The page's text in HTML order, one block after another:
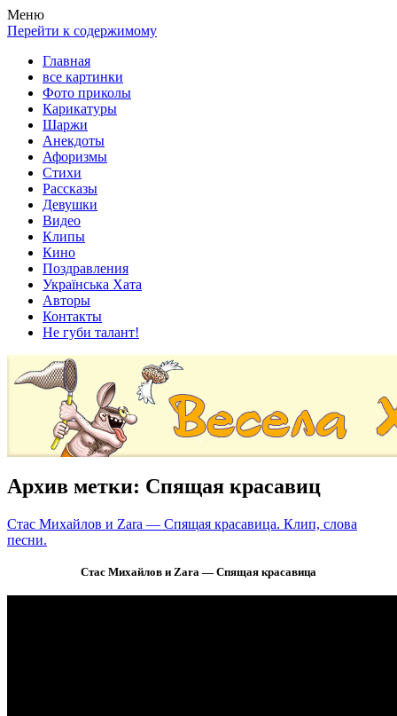
Весела хата — прикольные картинки, смешные истории,
клипы!
Покажем всем ваши фото приколы, карикатуры, шаржи, стихи,
рассказы, видео и песни!
Меню
Перейти к содержимому
Главная
все картинки
Фото приколы
Карикатуры
Шаржи
Анекдоты
Афоризмы
Стихи
Рассказы
Девушки
Видео
Клипы
Кино
Поздравления
Українська Хата
Авторы
Контакты
Не губи талант!
Архив метки: Спящая красавиц
Стас Михайлов и Zara — Спящая красавица. Клип, слова
песни.
Стас Михайлов и Zara — Спящая красавица